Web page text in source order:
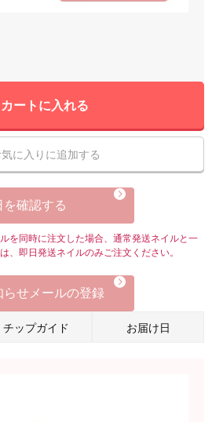
カートに入れる
に入りに追加する
を確認する
を同時に注文した場合、通常発送ネイルと一
、即日発送ネイルのみご注文ください。
らせメールの登録
チップガイド お届け日